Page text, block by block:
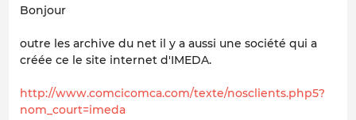
Bonjour
outre les archive du net il y a aussi une société qui a
créée ce le site internet d'IMEDA.
http://www.comcicomca.com/texte/nosclients.php5?
nom_court=imeda